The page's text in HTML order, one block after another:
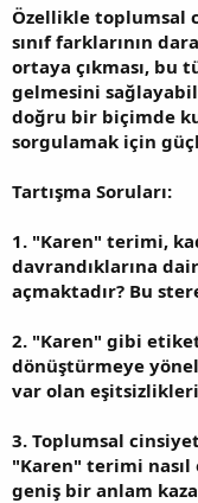
Özellikle toplumsal
sınıf farklarının
ortaya çıkması, bu
gelmesini
doğru bir biçimde
sorgulamak için
Tartışma Soruları:
1. "Karen" terimi,
davrandıklarına
açmaktadır? Bu
2. "Karen" gibi
dönüştürmeye
var olan
3. Toplumsal
"Karen" terimi
geniş bir anlam